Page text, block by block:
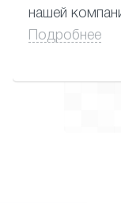
нашей
вам его
Подробнее